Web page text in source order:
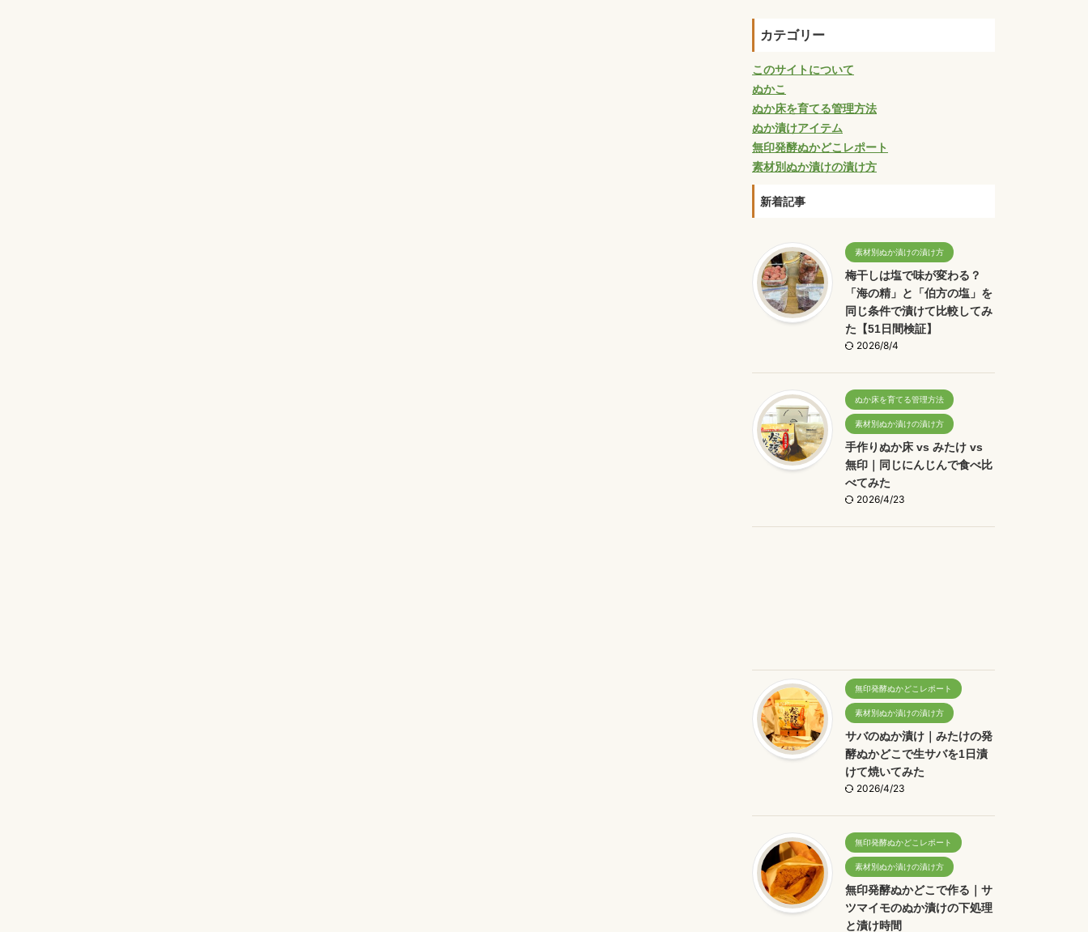
カテゴリー
このサイトについて
ぬかこ
ぬか床を育てる管理方法
ぬか漬けアイテム
無印発酵ぬかどこレポート
素材別ぬか漬けの漬け方
新着記事
素材別ぬか漬けの漬け方
梅干しは塩で味が変わる？
「海の精」と「伯方の塩」を
同じ条件で漬けて比較してみ
た【51日間検証】
2026/8/4
ぬか床を育てる管理方法
素材別ぬか漬けの漬け方
手作りぬか床 vs みたけ vs
無印｜同じにんじんで食べ比
べてみた
2026/4/23
無印発酵ぬかどこレポート
素材別ぬか漬けの漬け方
サバのぬか漬け｜みたけの発
酵ぬかどこで生サバを1日漬
けて焼いてみた
2026/4/23
無印発酵ぬかどこレポート
素材別ぬか漬けの漬け方
無印発酵ぬかどこで作る｜サ
ツマイモのぬか漬けの下処理
と漬け時間